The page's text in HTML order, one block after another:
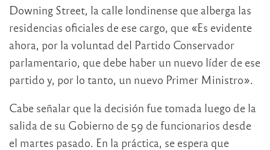
Downing Street, la calle londinense que alberga las
residencias oficiales de ese cargo, que «Es evidente
ahora, por la voluntad del Partido Conservador
parlamentario, que debe haber un nuevo líder de ese
partido y, por lo tanto, un nuevo Primer Ministro».
Cabe señalar que la decisión fue tomada luego de la
salida de su Gobierno de 59 de funcionarios desde
el martes pasado. En la práctica, se espera que